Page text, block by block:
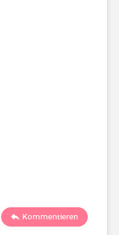
Kommentieren